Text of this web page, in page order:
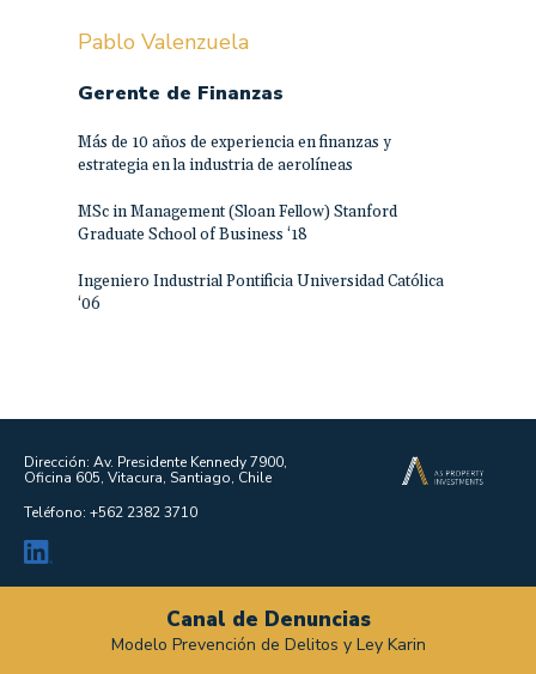
Pablo Valenzuela
Gerente de Finanzas
Más de 10 años de experiencia en finanzas y
estrategia en la industria de aerolíneas
MSc in Management (Sloan Fellow) Stanford
Graduate School of Business ‘18
Ingeniero Industrial Pontificia Universidad Católica
‘06
Dirección: Av. Presidente Kennedy 7900,
Oficina 605, Vitacura, Santiago, Chile
Teléfono: +562 2382 3710
Canal de Denuncias
Modelo Prevención de Delitos y Ley Karin